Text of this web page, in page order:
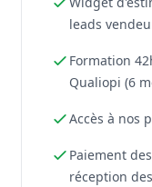
leads
Formation
Qualiopi (6
Accès à nos
Paiement
réception